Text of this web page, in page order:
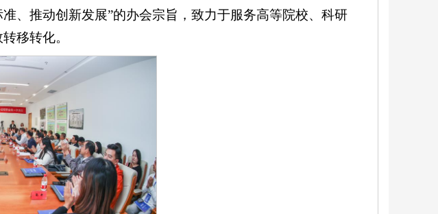
、推动创新发展”的办会宗旨，致力于服务高等院校、科研
移转化。